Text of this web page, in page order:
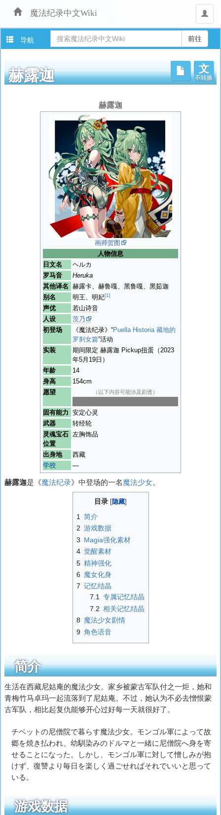
魔法纪录中文Wiki
用
户
导航
赫露迦
文
不转换
赫露迦
画师贺图
人物信息
日文名
ヘルカ
罗马音
Heruka
其他译名 赫露卡、赫鲁嘎、黑鲁嘎、黑茹迦
别名
明王、明妃[1]
声优
若山诗音
人设
茨乃
初登场
《魔法纪录》“Puella Historia 藏地的
罗刹女篇”活动
实装
期间限定 赫露迦 Pickup扭蛋（2023
年5月19日）
年龄
14
身高
154cm
愿望
（以下内容可能涉及剧透）
固有能力 安定心灵
武器
转经轮
灵魂宝石
位置
左胸饰品
出身地
西藏
学校
―
赫露迦是《魔法纪录》中登场的一名魔法少女。
目录
1
简介
2 游戏数据
3 Magia强化素材
4 觉醒素材
5 精神强化
6 魔女化身
7 记忆结晶
7.1 专属记忆结晶
7.2 相关记忆结晶
8 魔法少女剧情
9 角色语音
简介
生活在西藏尼姑庵的魔法少女。家乡被蒙古军队付之一炬，她和
青梅竹马卓玛一起流落到了尼姑庵。不过，她认为不必去憎恨蒙
古军队，相比起复仇能够开心过好每一天就很好了。
チベットの尼僧院で暮らす魔法少女。モンゴル軍によって故
郷を焼き払われ、幼馴染みのドルマと一緒に尼僧院へ身を寄
せることになった。しかし、モンゴル軍に対して憎しみが抱
けず、復讐より毎日を楽しく過ごせればそれでいいと思って
いる。
游戏数据